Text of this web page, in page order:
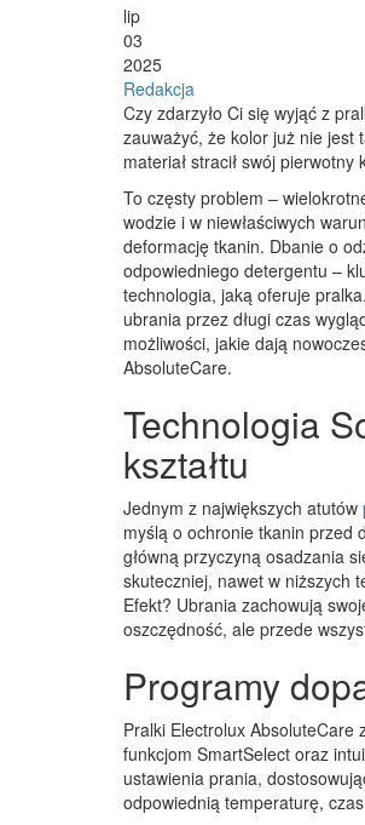
lip
03
2025
Redakcja
Czy zdarzyło Ci się wyjąć z
zauważyć, że kolor już nie jest
materiał stracił swój pierwotny
To częsty problem –
wodzie i w niewłaściwych
deformację tkanin. Dbanie o
odpowiedniego detergentu –
technologia, jaką oferuje
ubrania przez długi czas
możliwości, jakie dają
AbsoluteCare.
Technologia
kształtu
Jednym z największych atutów
myślą o ochronie tkanin przed
główną przyczyną osadzania
skuteczniej, nawet w niższych
Efekt? Ubrania zachowują
oszczędność, ale przede
Programy
Pralki Electrolux AbsoluteCare
funkcjom SmartSelect oraz
ustawienia prania,
odpowiednią temperaturę,